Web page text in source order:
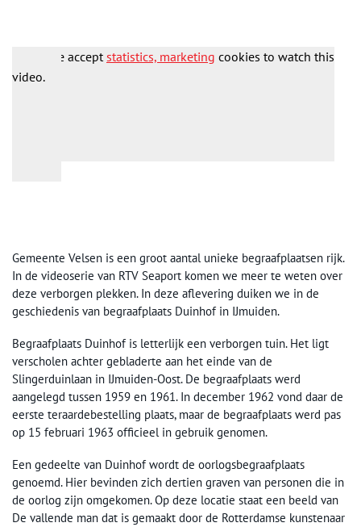
Please acceptstatistics, marketing cookies to watch this
video.
Gemeente Velsen is een groot aantal unieke begraafplaatsen rijk.
In de videoserie van RTV Seaport komen we meer te weten over
deze verborgen plekken. In deze aflevering duiken we in de
geschiedenis van begraafplaats Duinhof in IJmuiden.
Begraafplaats Duinhof is letterlijk een verborgen tuin. Het ligt
verscholen achter gebladerte aan het einde van de
Slingerduinlaan in IJmuiden-Oost. De begraafplaats werd
aangelegd tussen 1959 en 1961. In december 1962 vond daar de
eerste teraardebestelling plaats, maar de begraafplaats werd pas
op 15 februari 1963 officieel in gebruik genomen.
Een gedeelte van Duinhof wordt de oorlogsbegraafplaats
genoemd. Hier bevinden zich dertien graven van personen die in
de oorlog zijn omgekomen. Op deze locatie staat een beeld van
De vallende man dat is gemaakt door de Rotterdamse kunstenaar